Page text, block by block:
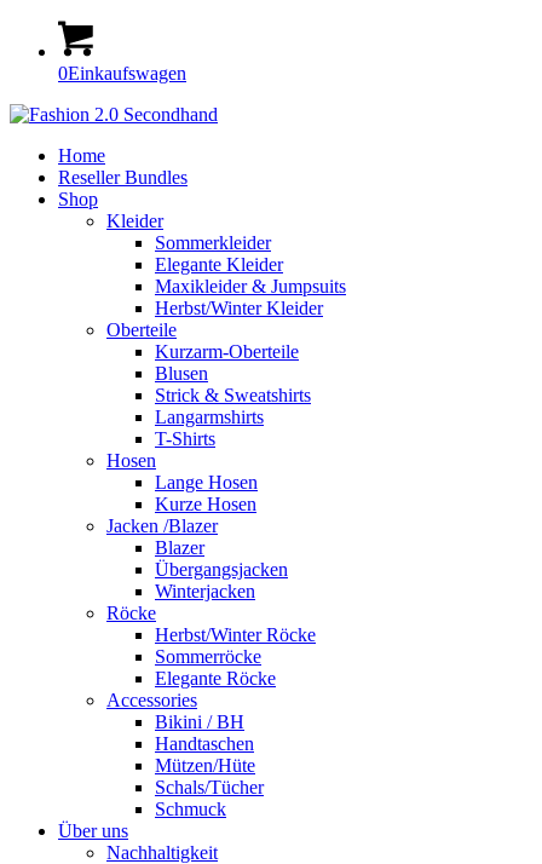
0Einkaufswagen
Home
Reseller Bundles
Shop
Kleider
Sommerkleider
Elegante Kleider
Maxikleider & Jumpsuits
Herbst/Winter Kleider
Oberteile
Kurzarm-Oberteile
Blusen
Strick & Sweatshirts
Langarmshirts
T-Shirts
Hosen
Lange Hosen
Kurze Hosen
Jacken /Blazer
Blazer
Übergangsjacken
Winterjacken
Röcke
Herbst/Winter Röcke
Sommerröcke
Elegante Röcke
Accessories
Bikini / BH
Handtaschen
Mützen/Hüte
Schals/Tücher
Schmuck
Über uns
Nachhaltigkeit